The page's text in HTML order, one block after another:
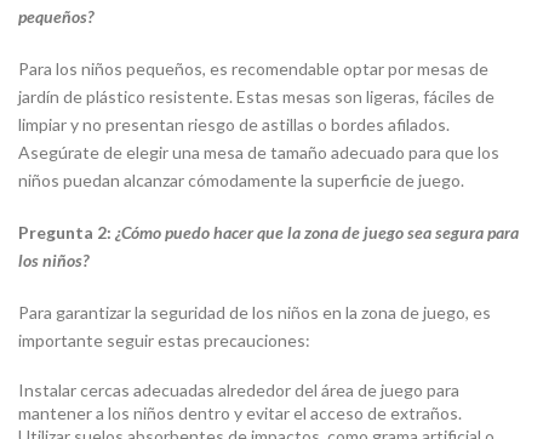
pequeños?
Para los niños pequeños, es recomendable optar por mesas de
jardín de plástico resistente. Estas mesas son ligeras, fáciles de
limpiar y no presentan riesgo de astillas o bordes afilados.
Asegúrate de elegir una mesa de tamaño adecuado para que los
niños puedan alcanzar cómodamente la superficie de juego.
Pregunta 2: ¿Cómo puedo hacer que la zona de juego sea segura para
los niños?
Para garantizar la seguridad de los niños en la zona de juego, es
importante seguir estas precauciones:
Instalar cercas adecuadas alrededor del área de juego para
mantener a los niños dentro y evitar el acceso de extraños.